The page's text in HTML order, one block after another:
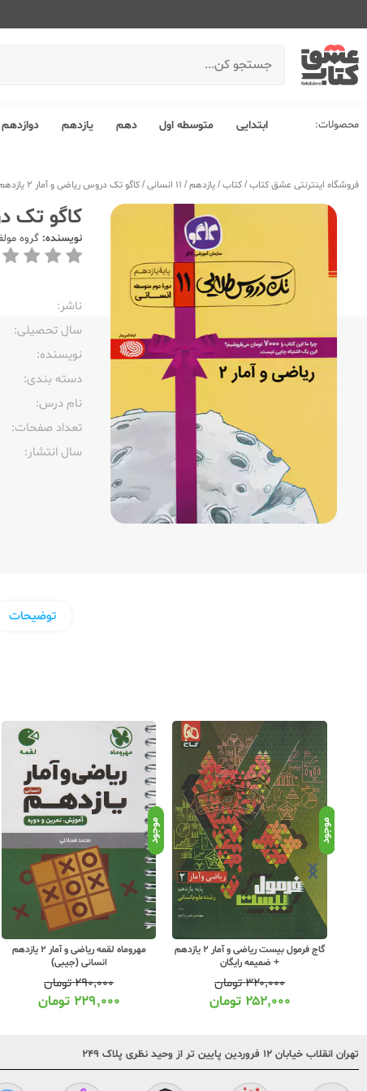
محصولات: ابتدایی متوسطه اول دهم یازدهم دوازدهم
فروشگاه اینترنتی عشق کتاب/کتاب/یازدهم/ 11 انسانی /کاگو تک دروس ریاضی و آمار 2 یازدهم
کاگو تک
نویسنده: گروه
ناشر:‌
سال تحصیلی:‌
نویسنده:‌
دسته بندی:
نام درس:
تعداد صفحات:‌
سال انتشار:‌
توضیحات
موجود
گاج فرمول بیست ریاضی و آمار 2 یازدهم
+ ضمیمه رایگان
۳۲۰,۰۰۰تومان
۲۵۲,۰۰۰ تومان
موجود
مهروماه لقمه ریاضی و آمار 2 یازدهم
انسانی (جیبی)
۲۹۰,۰۰۰تومان
۲۲۹,۰۰۰ تومان
تهران انقلاب خیابان ۱۲ فروردین پایین تر از وحید نظری پلاک ۲۴۹